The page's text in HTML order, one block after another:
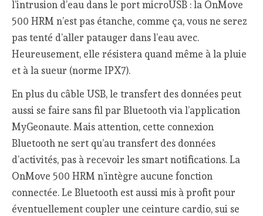
l’intrusion d’eau dans le port microUSB : la OnMove
500 HRM n’est pas étanche, comme ça, vous ne serez
pas tenté d’aller patauger dans l’eau avec.
Heureusement, elle résistera quand même à la pluie
et à la sueur (norme IPX7).
En plus du câble USB, le transfert des données peut
aussi se faire sans fil par Bluetooth via l’application
MyGeonaute. Mais attention, cette connexion
Bluetooth ne sert qu’au transfert des données
d’activités, pas à recevoir les smart notifications. La
OnMove 500 HRM n’intègre aucune fonction
connectée. Le Bluetooth est aussi mis à profit pour
éventuellement coupler une ceinture cardio, sui se